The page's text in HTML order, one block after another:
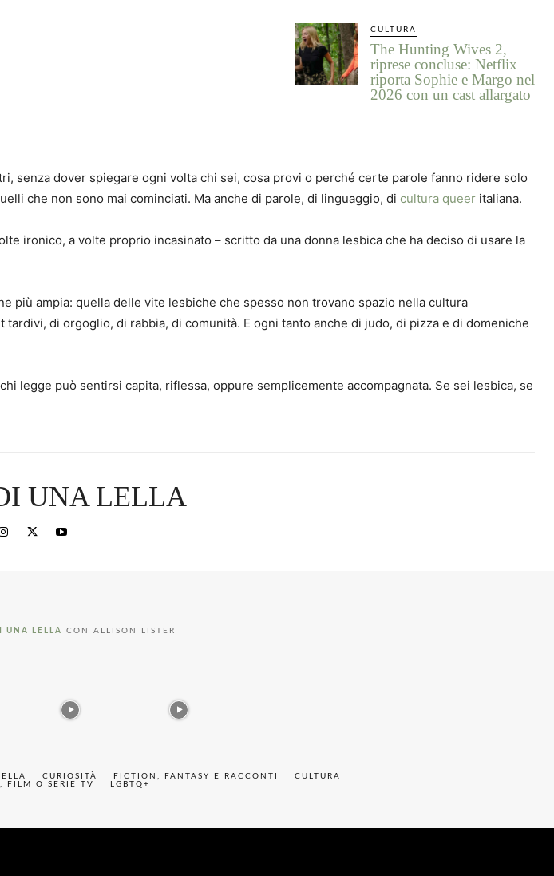
CULTURA
The Hunting Wives 2,
riprese concluse: Netflix
riporta Sophie e Margo nel
2026 con un cast allargato
senza dover spiegare ogni volta chi sei, cosa provi o perché certe parole fanno ridere solo
che non sono mai cominciati. Ma anche di parole, di linguaggio, di cultura queer italiana.
ironico, a volte proprio incasinato – scritto da una donna lesbica che ha deciso di usare la
più ampia: quella delle vite lesbiche che spesso non trovano spazio nella cultura
di orgoglio, di rabbia, di comunità. E ogni tanto anche di judo, di pizza e di domeniche
legge può sentirsi capita, riflessa, oppure semplicemente accompagnata. Se sei lesbica, se
UNA LELLA
UNA LELLA CON ALLISON LISTER
CURIOSITÀ FICTION, FANTASY E RACCONTI
CULTURA
FILM O SERIE TV
LGBTQ+